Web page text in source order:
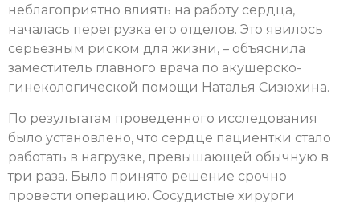
неблагоприятно влиять на работу сердца,
началась перегрузка его отделов. Это явилось
серьезным риском для жизни, – объяснила
заместитель главного врача по акушерско-
гинекологической помощи Наталья Сизюхина.
По результатам проведенного исследования
было установлено, что сердце пациентки стало
работать в нагрузке, превышающей обычную в
три раза. Было принято решение срочно
провести операцию. Сосудистые хирурги